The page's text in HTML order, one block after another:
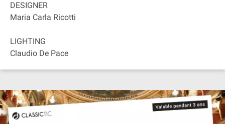
DESIGNER
Maria Carla Ricotti
LIGHTING
Claudio De Pace